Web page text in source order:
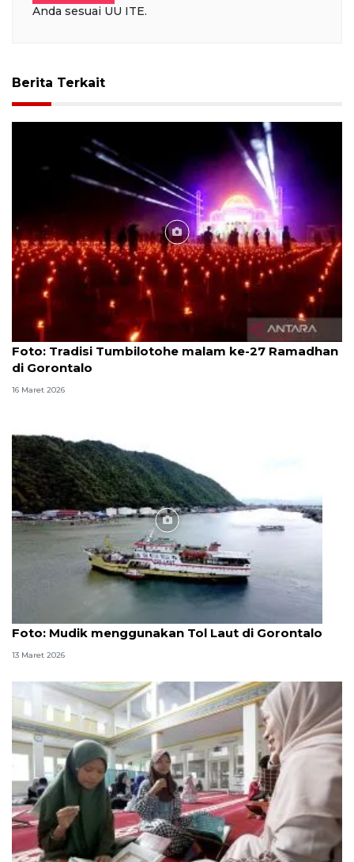
Anda sesuai UU ITE.
Berita Terkait
Foto
Foto: Tradisi Tumbilotohe malam ke-27 Ramadhan
di Gorontalo
16 Maret 2026
Foto: Mudik menggunakan Tol Laut di Gorontalo
13 Maret 2026